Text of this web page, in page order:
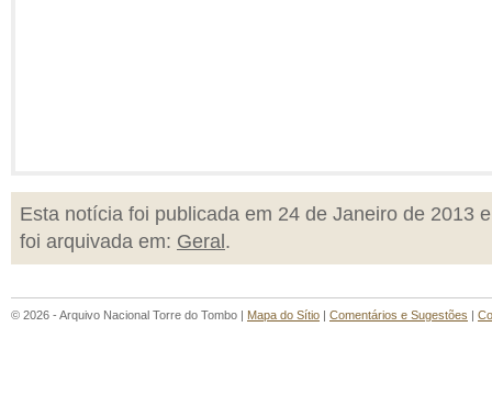
Esta notícia foi publicada em 24 de Janeiro de 2013 e
foi arquivada em: Geral .
© 2026 - Arquivo Nacional Torre do Tombo | Mapa do Sítio | Comentários e Sugestões |